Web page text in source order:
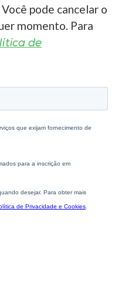
pode cancelar o
momento. Para
de